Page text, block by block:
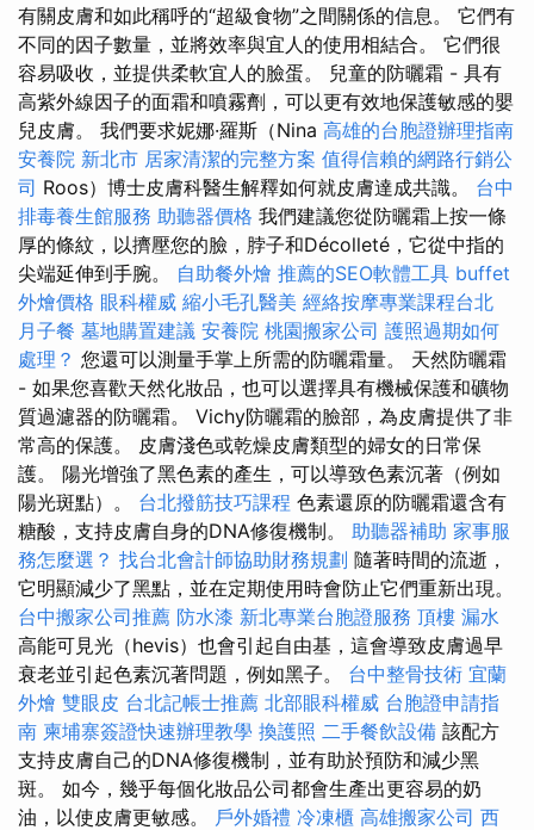
有關皮膚和如此稱呼的“超級食物”之間關係的信息。 它們有
不同的因子數量，並將效率與宜人的使用相結合。 它們很
容易吸收，並提供柔軟宜人的臉蛋。 兒童的防曬霜 - 具有
高紫外線因子的面霜和噴霧劑，可以更有效地保護敏感的嬰
兒皮膚。 我們要求妮娜·羅斯（Nina 高雄的台胞證辦理指南
安養院 新北市 居家清潔的完整方案 值得信賴的網路行銷公
司 Roos）博士皮膚科醫生解釋如何就皮膚達成共識。 台中
排毒養生館服務 助聽器價格 我們建議您從防曬霜上按一條
厚的條紋，以擠壓您的臉，脖子和Décolleté，它從中指的
尖端延伸到手腕。 自助餐外燴 推薦的SEO軟體工具 buffet
外燴價格 眼科權威 縮小毛孔醫美 經絡按摩專業課程台北
月子餐 墓地購置建議 安養院 桃園搬家公司 護照過期如何
處理？ 您還可以測量手掌上所需的防曬霜量。 天然防曬霜
- 如果您喜歡天然化妝品，也可以選擇具有機械保護和礦物
質過濾器的防曬霜。 Vichy防曬霜的臉部，為皮膚提供了非
常高的保護。 皮膚淺色或乾燥皮膚類型的婦女的日常保
護。 陽光增強了黑色素的產生，可以導致色素沉著（例如
陽光斑點）。 台北撥筋技巧課程 色素還原的防曬霜還含有
糖酸，支持皮膚自身的DNA修復機制。 助聽器補助 家事服
務怎麼選？ 找台北會計師協助財務規劃 隨著時間的流逝，
它明顯減少了黑點，並在定期使用時會防止它們重新出現。
台中搬家公司推薦 防水漆 新北專業台胞證服務 頂樓 漏水
高能可見光（hevis）也會引起自由基，這會導致皮膚過早
衰老並引起色素沉著問題，例如黑子。 台中整骨技術 宜蘭
外燴 雙眼皮 台北記帳士推薦 北部眼科權威 台胞證申請指
南 柬埔寨簽證快速辦理教學 換護照 二手餐飲設備 該配方
支持皮膚自己的DNA修復機制，並有助於預防和減少黑
斑。 如今，幾乎每個化妝品公司都會生產出更容易的奶
油，以使皮膚更敏感。 戶外婚禮 冷凍櫃 高雄搬家公司 西